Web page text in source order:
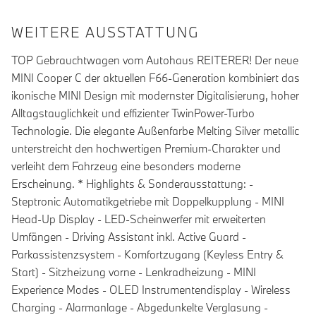
WEITERE AUSSTATTUNG
TOP Gebrauchtwagen vom Autohaus REITERER! Der neue
MINI Cooper C der aktuellen F66-Generation kombiniert das
ikonische MINI Design mit modernster Digitalisierung, hoher
Alltagstauglichkeit und effizienter TwinPower-Turbo
Technologie. Die elegante Außenfarbe Melting Silver metallic
unterstreicht den hochwertigen Premium-Charakter und
verleiht dem Fahrzeug eine besonders moderne
Erscheinung. * Highlights & Sonderausstattung: -
Steptronic Automatikgetriebe mit Doppelkupplung - MINI
Head-Up Display - LED-Scheinwerfer mit erweiterten
Umfängen - Driving Assistant inkl. Active Guard -
Parkassistenzsystem - Komfortzugang (Keyless Entry &
Start) - Sitzheizung vorne - Lenkradheizung - MINI
Experience Modes - OLED Instrumentendisplay - Wireless
Charging - Alarmanlage - Abgedunkelte Verglasung -